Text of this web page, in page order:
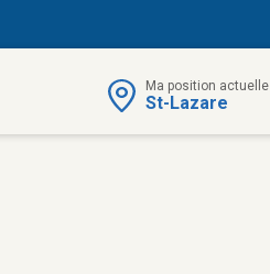
Ma position actuelle
St-Lazare